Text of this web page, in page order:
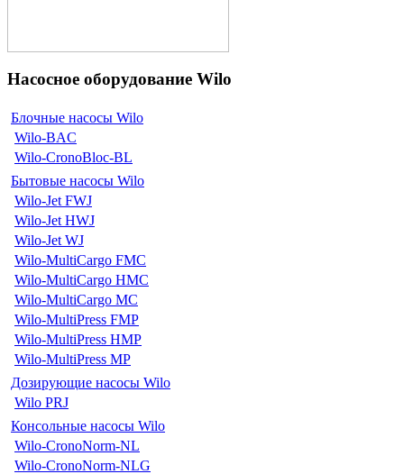
Насосное оборудование Wilo
Блочные насосы Wilo
Wilo-BAC
Wilo-CronoBloc-BL
Бытовые насосы Wilo
Wilo-Jet FWJ
Wilo-Jet HWJ
Wilo-Jet WJ
Wilo-MultiCargo FMC
Wilo-MultiCargo HMC
Wilo-MultiCargo MC
Wilo-MultiPress FMP
Wilo-MultiPress HMP
Wilo-MultiPress MP
Дозирующие насосы Wilo
Wilo PRJ
Консольные насосы Wilo
Wilo-CronoNorm-NL
Wilo-CronoNorm-NLG